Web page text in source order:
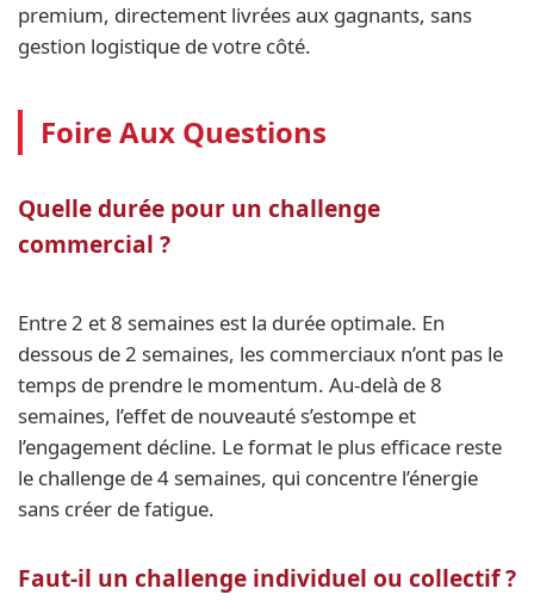
premium, directement livrées aux gagnants, sans
gestion logistique de votre côté.
Foire Aux Questions
Quelle durée pour un challenge
commercial ?
Entre 2 et 8 semaines est la durée optimale. En
dessous de 2 semaines, les commerciaux n’ont pas le
temps de prendre le momentum. Au-delà de 8
semaines, l’effet de nouveauté s’estompe et
l’engagement décline. Le format le plus efficace reste
le challenge de 4 semaines, qui concentre l’énergie
sans créer de fatigue.
Faut-il un challenge individuel ou collectif ?